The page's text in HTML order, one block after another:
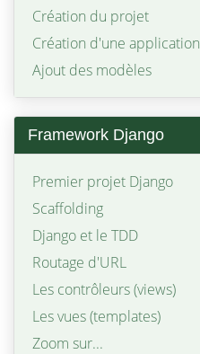
Création du projet
Création d'une application
Ajout des modèles
Framework Django
Premier projet Django
Scaffolding
Django et le TDD
Routage d'URL
Les contrôleurs (views)
Les vues (templates)
Zoom sur...